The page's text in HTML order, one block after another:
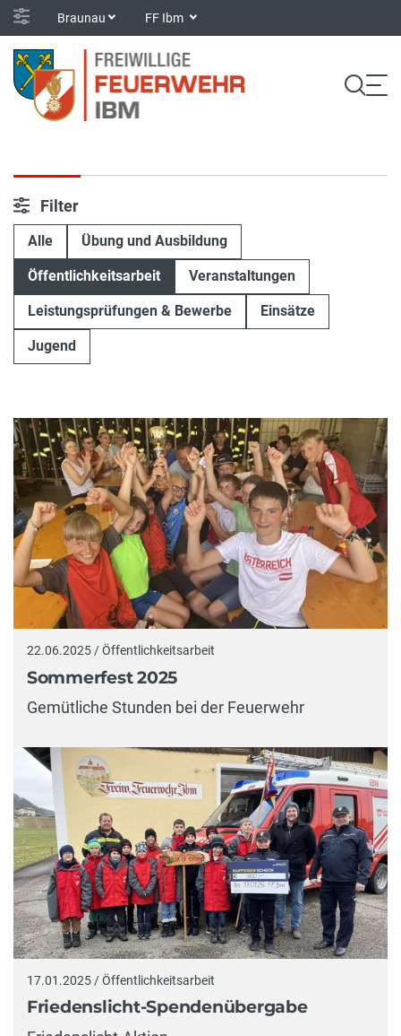
Braunau FF Ibm
Filter
Alle Übung und Ausbildung
Öffentlichkeitsarbeit Veranstaltungen
Leistungsprüfungen & Bewerbe Einsätze
Jugend
22.06.2025 / Öffentlichkeitsarbeit
Sommerfest 2025
Gemütliche Stunden bei der Feuerwehr
17.01.2025 / Öffentlichkeitsarbeit
Friedenslicht-Spendenübergabe